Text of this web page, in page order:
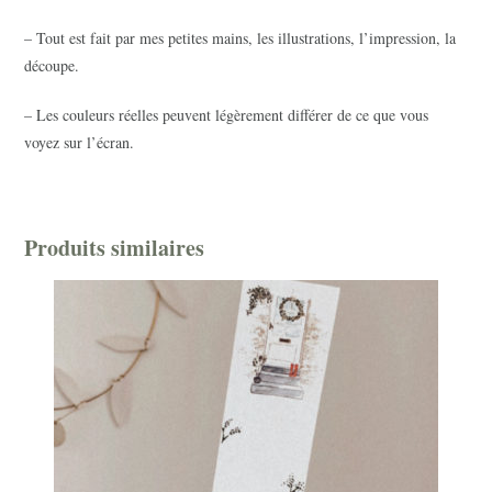
– Tout est fait par mes petites mains, les illustrations, l’impression, la
découpe.
– Les couleurs réelles peuvent légèrement différer de ce que vous
voyez sur l’écran.
Produits similaires